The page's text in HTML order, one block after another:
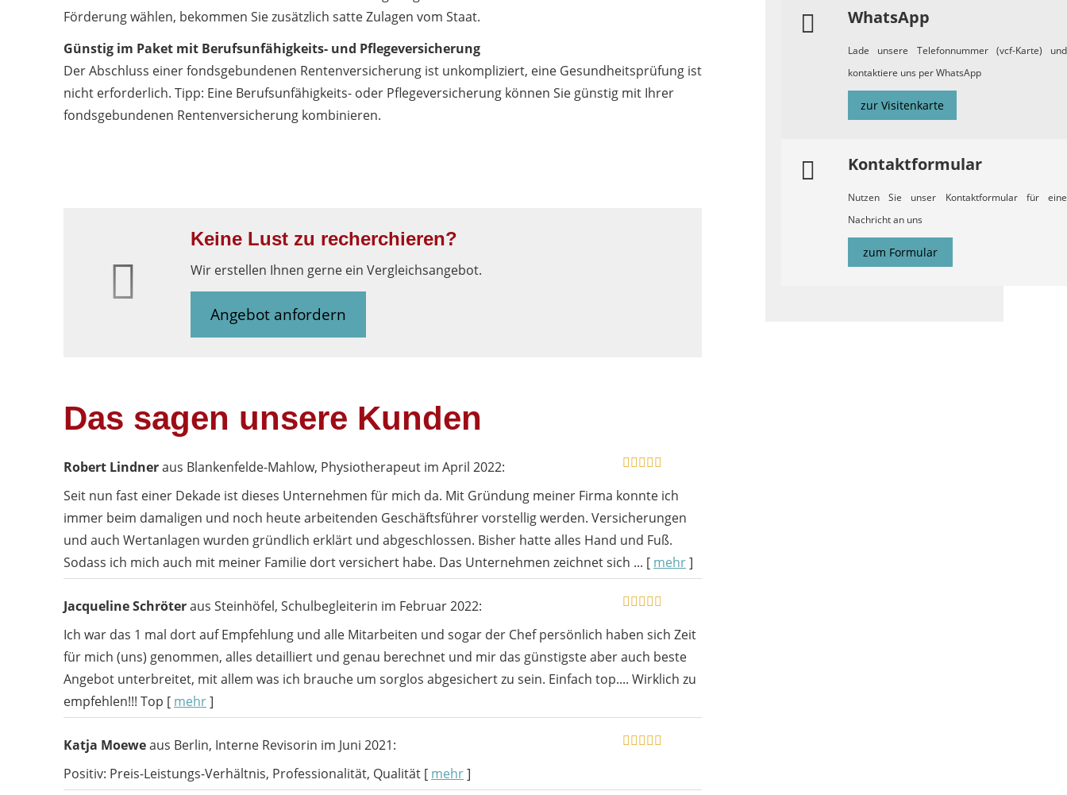
WhatsApp
Lade unsere Telefonnummer (vcf-Karte) und
kontaktiere uns per WhatsApp
zur Visitenkarte
Kontaktformular
Nutzen Sie unser Kontaktformular für eine
Nachricht an uns
zum Formular
Förderung wählen, bekommen Sie zusätzlich satte Zulagen vom Staat.
Günstig im Paket mit Berufsunfähigkeits- und Pflegeversicherung
Der Abschluss einer fondsgebundenen Rentenversicherung ist unkompliziert, eine Gesundheitsprüfung ist
nicht erforderlich. Tipp: Eine Berufsunfähigkeits- oder Pflegeversicherung können Sie günstig mit Ihrer
fondsgebundenen Rentenversicherung kombinieren.
Keine Lust zu recherchieren?
Wir erstellen Ihnen gerne ein Vergleichsangebot.
Angebot anfordern
Das sagen unsere Kunden
Robert Lindneraus Blankenfelde-Mahlow, Physiotherapeut im April 2022:
Seit nun fast einer Dekade ist dieses Unternehmen für mich da. Mit Gründung meiner Firma konnte ich
immer beim damaligen und noch heute arbeitenden Geschäftsführer vorstellig werden. Versicherungen
und auch Wertanlagen wurden gründlich erklärt und abgeschlossen. Bisher hatte alles Hand und Fuß.
Sodass ich mich auch mit meiner Familie dort versichert habe. Das Unternehmen zeichnet sich ... [ mehr]
Jacqueline Schröteraus Steinhöfel, Schulbegleiterin im Februar 2022:
Ich war das 1 mal dort auf Empfehlung und alle Mitarbeiten und sogar der Chef persönlich haben sich Zeit
für mich (uns) genommen, alles detailliert und genau berechnet und mir das günstigste aber auch beste
Angebot unterbreitet, mit allem was ich brauche um sorglos abgesichert zu sein. Einfach top.... Wirklich zu
empfehlen!!! Top [ mehr]
Katja Moeweaus Berlin, Interne Revisorin im Juni 2021:
Positiv: Preis-Leistungs-Verhältnis, Professionalität, Qualität [ mehr]